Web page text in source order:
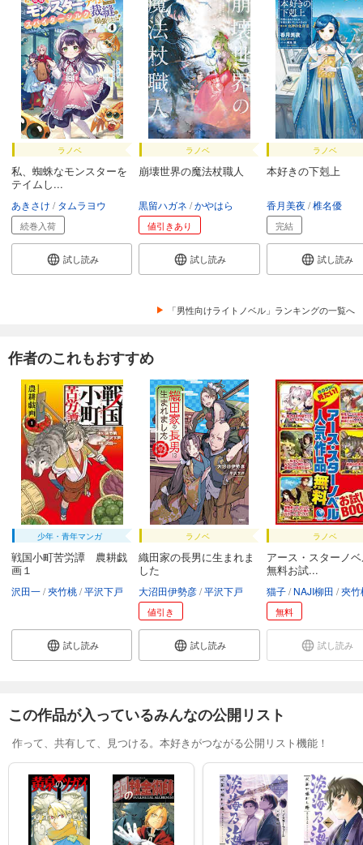
ラノベ
私、蜘蛛なモンスターを
テイムし...
あきさけ タムラヨウ
続巻入荷
試し読み
ラノベ
崩壊世界の魔法杖職人
黒留ハガネ かやはら
値引きあり
試し読み
ラノベ
本好きの下剋上
香月美夜 椎名優
完結
試し読み
「男性向けライトノベル」ランキングの一覧へ
作者のこれもおすすめ
少年・青年マンガ
戦国小町苦労譚 農耕戯
画１
沢田一 夾竹桃 平沢下戸
試し読み
ラノベ
織田家の長男に生まれま
した
大沼田伊勢彦 平沢下戸
値引き
試し読み
ラノベ
アース・スターノ
無料お試...
猫子 NAJI柳田 夾竹
無料
試し読み
この作品が入っているみんなの公開リスト
作って、共有して、見つける。本好きがつながる公開リスト機能！